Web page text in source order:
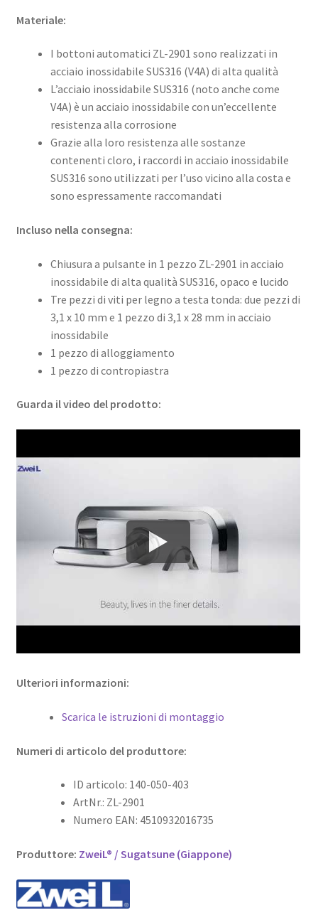
Materiale:
I bottoni automatici ZL-2901 sono realizzati in
acciaio inossidabile SUS316 (V4A) di alta qualità
L’acciaio inossidabile SUS316 (noto anche come
V4A) è un acciaio inossidabile con un’eccellente
resistenza alla corrosione
Grazie alla loro resistenza alle sostanze
contenenti cloro, i raccordi in acciaio inossidabile
SUS316 sono utilizzati per l’uso vicino alla costa e
sono espressamente raccomandati
Incluso nella consegna:
Chiusura a pulsante in 1 pezzo ZL-2901 in acciaio
inossidabile di alta qualità SUS316, opaco e lucido
Tre pezzi di viti per legno a testa tonda: due pezzi di
3,1 x 10 mm e 1 pezzo di 3,1 x 28 mm in acciaio
inossidabile
1 pezzo di alloggiamento
1 pezzo di contropiastra
Guarda il video del prodotto:
Ulteriori informazioni:
Scarica le istruzioni di montaggio
Numeri di articolo del produttore:
ID articolo: 140-050-403
ArtNr.: ZL-2901
Numero EAN: 4510932016735
Produttore: ZweiL® / Sugatsune (Giappone)